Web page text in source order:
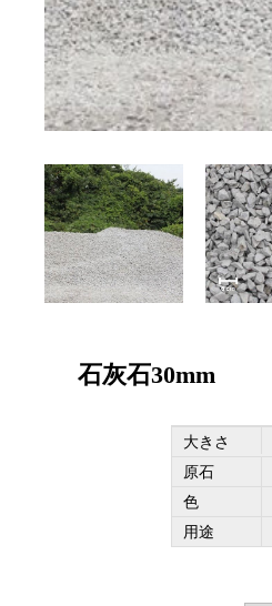
石灰石30mm
大きさ
原石
色
用途